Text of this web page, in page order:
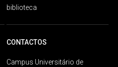
biblioteca
CONTACTOS
Campus Universitário de